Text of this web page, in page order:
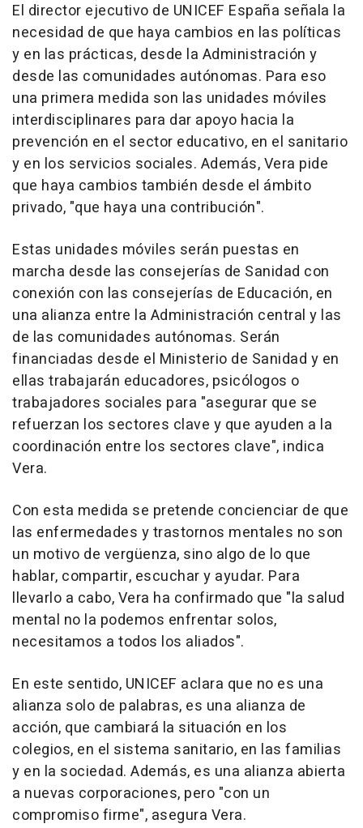
El director ejecutivo de UNICEF España señala la
necesidad de que haya cambios en las políticas
y en las prácticas, desde la Administración y
desde las comunidades autónomas. Para eso
una primera medida son las unidades móviles
interdisciplinares para dar apoyo hacia la
prevención en el sector educativo, en el sanitario
y en los servicios sociales. Además, Vera pide
que haya cambios también desde el ámbito
privado, "que haya una contribución".
Estas unidades móviles serán puestas en
marcha desde las consejerías de Sanidad con
conexión con las consejerías de Educación, en
una alianza entre la Administración central y las
de las comunidades autónomas. Serán
financiadas desde el Ministerio de Sanidad y en
ellas trabajarán educadores, psicólogos o
trabajadores sociales para "asegurar que se
refuerzan los sectores clave y que ayuden a la
coordinación entre los sectores clave", indica
Vera.
Con esta medida se pretende concienciar de que
las enfermedades y trastornos mentales no son
un motivo de vergüenza, sino algo de lo que
hablar, compartir, escuchar y ayudar. Para
llevarlo a cabo, Vera ha confirmado que "la salud
mental no la podemos enfrentar solos,
necesitamos a todos los aliados".
En este sentido, UNICEF aclara que no es una
alianza solo de palabras, es una alianza de
acción, que cambiará la situación en los
colegios, en el sistema sanitario, en las familias
y en la sociedad. Además, es una alianza abierta
a nuevas corporaciones, pero "con un
compromiso firme", asegura Vera.